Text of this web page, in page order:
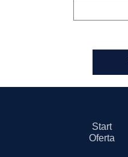
Start
Oferta